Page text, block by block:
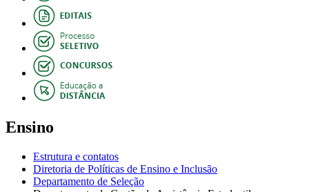
Ensino
Estrutura e contatos
Diretoria de Políticas de Ensino e Inclusão
Departamento de Seleção